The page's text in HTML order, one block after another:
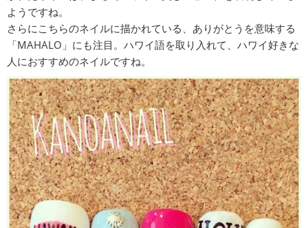
ようですね。
さらにこちらのネイルに描かれている、ありがとうを意味する
「MAHALO」にも注目。ハワイ語を取り入れて、ハワイ好きな
人におすすめのネイルですね。